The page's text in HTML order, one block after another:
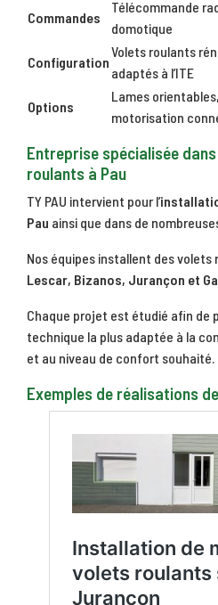
Commandes
Télécommande
domotique
Configuration
Volets roulants
adaptés à l’ITE
Options
Lames
motorisation
Entreprise spécialisée
roulants à Pau
TY PAU intervient pour l’
Pau ainsi que dans de
Nos équipes installent des volets
Lescar, Bizanos, Jurançon et
Chaque projet est étudié afin de
technique la plus adaptée à la
et au niveau de confort souhaité.
Exemples de réalisations